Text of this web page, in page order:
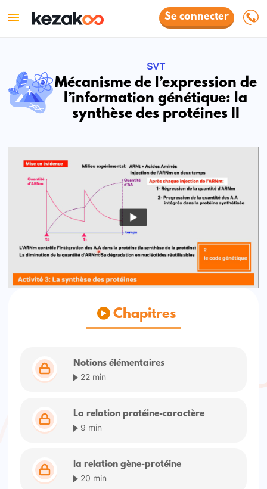
Se connecter
SVT
Mécanisme de l’expression de
l’information génétique: la
synthèse des protéines II
Chapitres
Notions élémentaires
22 min
La relation protéine-caractère
9 min
la relation gène-protéine
20 min